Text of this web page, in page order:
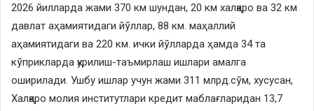
2026 йилларда жами 370 км шундан, 20 км халқаро ва 32 км
давлат аҳамиятидаги йўллар, 88 км. маҳаллий
аҳамиятидаги ва 220 км. ички йўлларда ҳамда 34 та
кўприкларда қурилиш-таъмирлаш ишлари амалга
оширилади. Ушбу ишлар учун жами 311 млрд.сўм, хусусан,
Халқаро молия институтлари кредит маблағларидан 13,7